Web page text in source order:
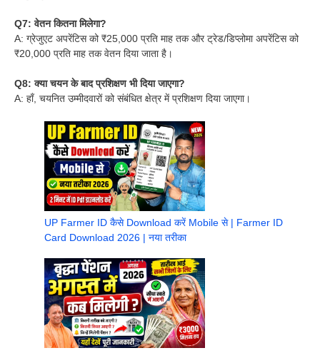
Q7: वेतन कितना मिलेगा?
A: ग्रेजुएट अपरेंटिस को ₹25,000 प्रति माह तक और ट्रेड/डिप्लोमा अपरेंटिस को
₹20,000 प्रति माह तक वेतन दिया जाता है।
Q8: क्या चयन के बाद प्रशिक्षण भी दिया जाएगा?
A: हाँ, चयनित उम्मीदवारों को संबंधित क्षेत्र में प्रशिक्षण दिया जाएगा।
UP Farmer ID कैसे Download करें Mobile से | Farmer ID
Card Download 2026 | नया तरीका